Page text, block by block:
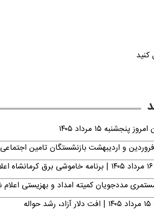
کنید
۱۵ مرداد ۱۴۰۵
و اردیبهشت بازنشستگان تامین اجتماعی